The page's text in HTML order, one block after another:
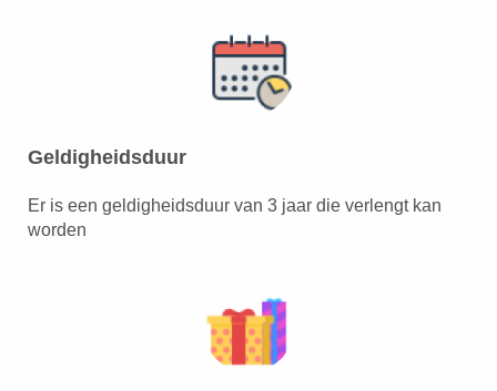
Geldigheidsduur
Er is een geldigheidsduur van 3 jaar die verlengt kan
worden